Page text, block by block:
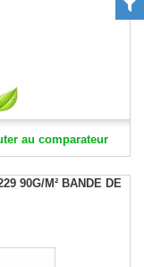
au comparateur
90G/M² BANDE DE